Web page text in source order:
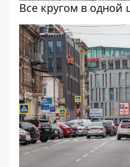
Все кругом в одной